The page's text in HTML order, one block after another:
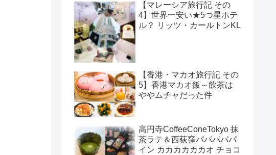
【マレーシア旅行記 その
4】世界一安い★5つ星ホテ
ル？ リッツ・カールトンKL
【香港・マカオ旅行記 その
5】香港マカオ飯～飲茶は
ややムチャだった件
高円寺CoffeeConeTokyo 抹
茶ラテ＆西荻窪パパパパパ
イン カカカカカカオ チョコ